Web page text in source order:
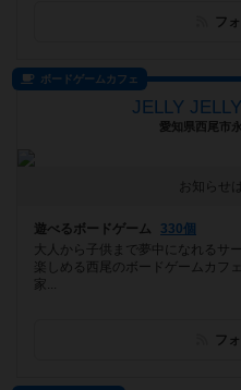
フ
ボードゲームカフェ
JELLY
愛知県西尾市
お知らせ
遊べるボードゲーム
330個
大人から子供まで夢中になれるサ
楽しめる西尾のボードゲームカフ
家...
フ